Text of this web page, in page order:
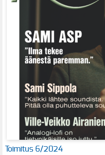
Toimitus 6/2024